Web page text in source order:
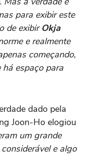
para exibir este
de exibirOkja
e realmente
começando,
há espaço para
dado pela
Joon-Ho elogiou
um grande
e algo